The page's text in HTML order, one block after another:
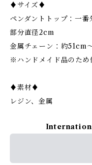
♦︎サイズ♦︎
ペンダントトップ：一
部分直径2cm
金属チェーン：約51cm
※ハンドメイド品のため
♦︎素材♦︎
レジン、金属